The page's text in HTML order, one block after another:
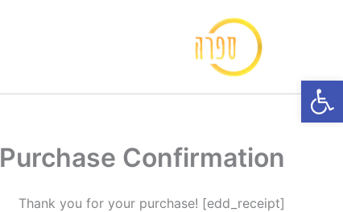
פתח סרגל נגישות
Purchase Confirmation
Thank you for your purchase! [edd_receipt]